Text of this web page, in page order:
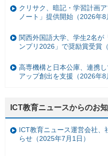
クリサク、暗記・学習計画
ノート」提供開始（2026年8
関西外国語大学、学生2名が
ンプリ2026」で奨励賞受賞
高専機構と日本公庫、連携
アップ創出を支援（2026年8
ICT教育ニュースからのお
ICT教育ニュース運営会社、
らせ（2025年7月1日）